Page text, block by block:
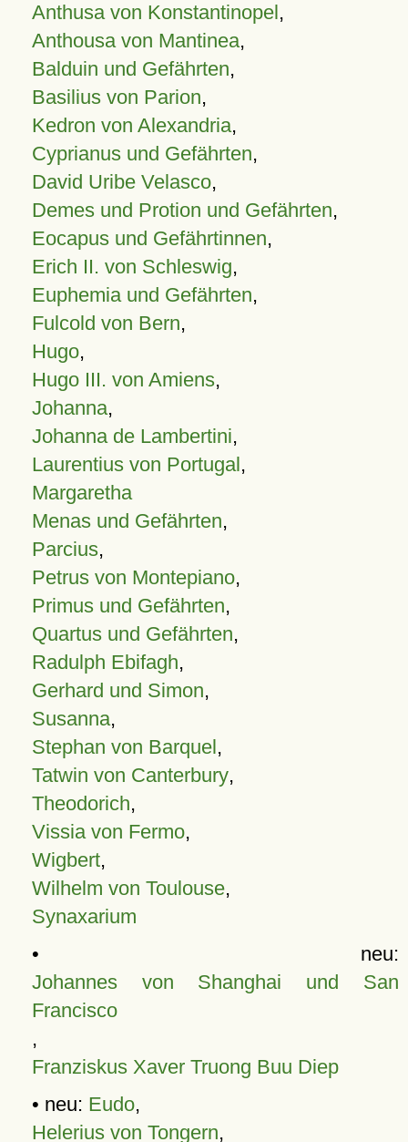
Anthusa von Konstantinopel,
Anthousa von Mantinea,
Balduin und Gefährten,
Basilius von Parion,
Kedron von Alexandria,
Cyprianus und Gefährten,
David Uribe Velasco,
Demes und Protion und Gefährten,
Eocapus und Gefährtinnen,
Erich II. von Schleswig,
Euphemia und Gefährten,
Fulcold von Bern,
Hugo,
Hugo III. von Amiens,
Johanna,
Johanna de Lambertini,
Laurentius von Portugal,
Margaretha
Menas und Gefährten,
Parcius,
Petrus von Montepiano,
Primus und Gefährten,
Quartus und Gefährten,
Radulph Ebifagh,
Gerhard und Simon,
Susanna,
Stephan von Barquel,
Tatwin von Canterbury,
Theodorich,
Vissia von Fermo,
Wigbert,
Wilhelm von Toulouse,
Synaxarium
• neu:
Johannes von Shanghai und San
Francisco
,
Franziskus Xaver Truong Buu Diep
• neu: Eudo,
Helerius von Tongern,